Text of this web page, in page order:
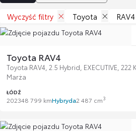
Wyczyść filtry Toyota RAV4
Toyota RAV4
Toyota RAV4, 2.5 Hybrid, EXECUTIVE, 222
Marża
ŁÓDŹ
202348 799 kmHybryda2 487 cm3